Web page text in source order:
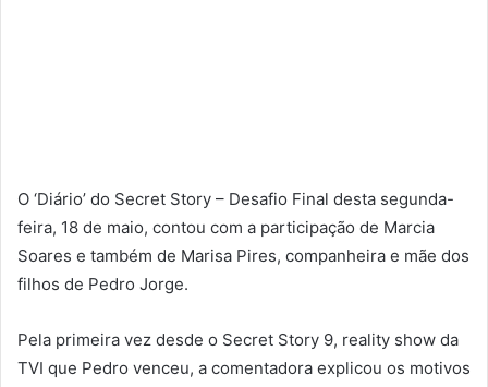
O ‘Diário’ do Secret Story – Desafio Final desta segunda-
feira, 18 de maio, contou com a participação de Marcia
Soares e também de Marisa Pires, companheira e mãe dos
filhos de Pedro Jorge.
Pela primeira vez desde o Secret Story 9, reality show da
TVI que Pedro venceu, a comentadora explicou os motivos